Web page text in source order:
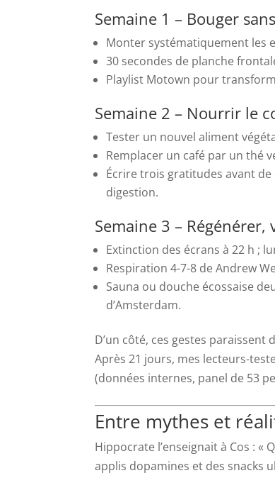
Semaine 1 – Bouger
Monter systématiquement les
30 secondes de planche
Playlist Motown pour
Semaine 2 – Nourrir le
Tester un nouvel aliment
Remplacer un café par un thé
Écrire trois gratitudes avant
digestion.
Semaine 3 –
Extinction des écrans à 22 h ;
Respiration 4-7-8 de Andrew
Sauna ou douche écossaise
d’Amsterdam.
D’un côté, ces gestes
Après 21 jours, mes lecteurs-
(données internes, panel de 53
Entre mythes et
Hippocrate l’enseignait à Cos : «
applis dopamines et des snacks